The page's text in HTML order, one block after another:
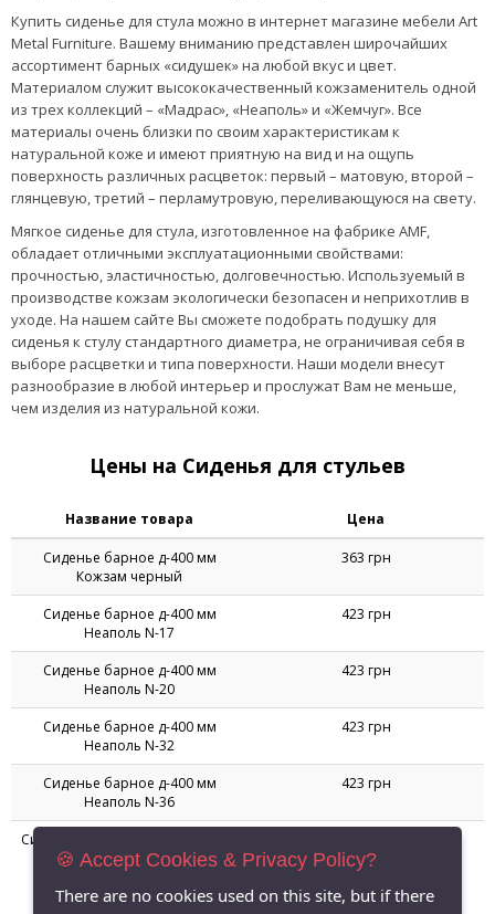
Купить сиденье для стула можно в интернет магазине мебели Art
Metal Furniture. Вашему вниманию представлен широчайших
ассортимент барных «сидушек» на любой вкус и цвет.
Материалом служит высококачественный кожзаменитель одной
из трех коллекций – «Мадрас», «Неаполь» и «Жемчуг». Все
материалы очень близки по своим характеристикам к
натуральной коже и имеют приятную на вид и на ощупь
поверхность различных расцветок: первый – матовую, второй –
глянцевую, третий – перламутровую, переливающуюся на свету.
Мягкое сиденье для стула, изготовленное на фабрике AMF,
обладает отличными эксплуатационными свойствами:
прочностью, эластичностью, долговечностью. Используемый в
производстве кожзам экологически безопасен и неприхотлив в
уходе. На нашем сайте Вы сможете подобрать подушку для
сиденья к стулу стандартного диаметра, не ограничивая себя в
выборе расцветки и типа поверхности. Наши модели внесут
разнообразие в любой интерьер и прослужат Вам не меньше,
чем изделия из натуральной кожи.
Цены на Сиденья для стульев
Название товара Цена
Сиденье барное д-400 мм
Кожзам черный
363 грн
Сиденье барное д-400 мм
Неаполь N-17
423 грн
Сиденье барное д-400 мм
Неаполь N-20
423 грн
Сиденье барное д-400 мм
Неаполь N-32
423 грн
Сиденье барное д-400 мм
Неаполь N-36
423 грн
Сиденье Зета Нью Неаполь N-36
🍪 Accept Cookies & Privacy Policy?
There are no cookies used on this site, but if there